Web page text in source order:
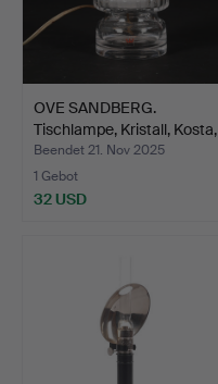
OVE SANDBERG.
Tischlampe, Kristall, Kosta,
…
Beendet 21. Nov 2025
1 Gebot
32 USD